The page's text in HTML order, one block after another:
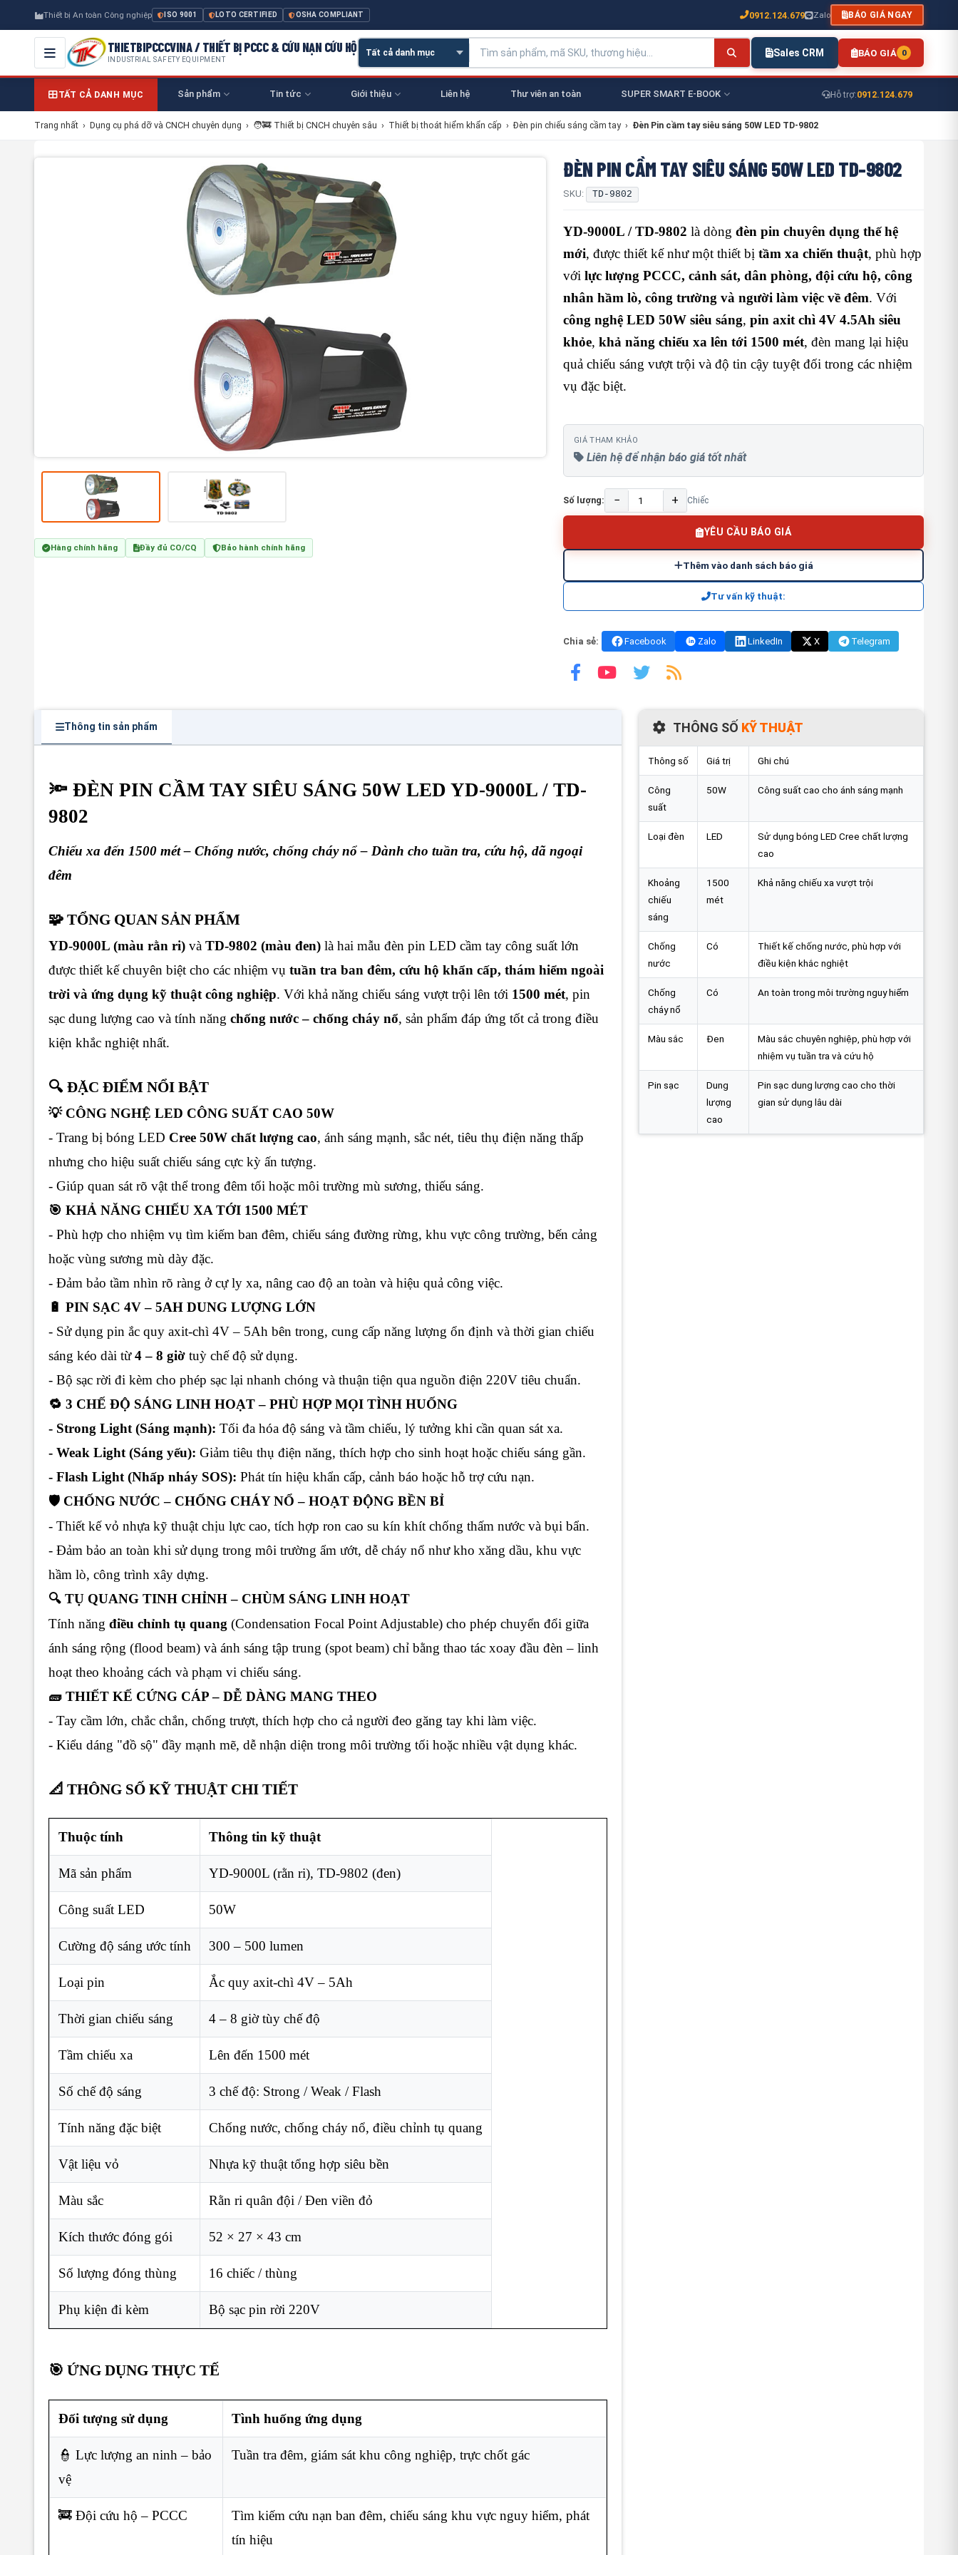
Thiết bị An toàn Công nghiệp ISO 9001 LOTO CERTIFIED OSHA COMPLIANT 0912.124.679 Zalo BÁO GIÁ NGAY
THIETBIPCCCVINA / THIẾT BỊ PCCC & CỨU NẠN CỨU HỘ
INDUSTRIAL SAFETY EQUIPMENT
Sales CRM BÁO GIÁ 0
TẤT CẢ DANH MỤC Sản phẩm Tin tức Giới thiệu Liên hệ Thư viên an toàn SUPER SMART E-BOOK Hỗ trợ:0912.124.679
Trang nhất › Dụng cụ phá dỡ và CNCH chuyên dụng › 🧑‍🚒 Thiết bị CNCH chuyên sâu › Thiết bị thoát hiểm khẩn cấp › Đèn pin chiếu sáng cầm tay › Đèn Pin cầm tay siêu sáng 50W LED TD-9802
Hàng chính hãng Đầy đủ CO/CQ Bảo hành chính hãng
ĐÈN PIN CẦM TAY SIÊU SÁNG 50W LED TD-9802
SKU: TD-9802
YD-9000L / TD-9802 là dòng đèn pin chuyên dụng thế hệ
mới, được thiết kế như một thiết bị tầm xa chiến thuật, phù hợp
với lực lượng PCCC, cảnh sát, dân phòng, đội cứu hộ, công
nhân hầm lò, công trường và người làm việc về đêm. Với
công nghệ LED 50W siêu sáng, pin axit chì 4V 4.5Ah siêu
khỏe, khả năng chiếu xa lên tới 1500 mét, đèn mang lại hiệu
quả chiếu sáng vượt trội và độ tin cậy tuyệt đối trong các nhiệm
vụ đặc biệt.
GIÁ THAM KHẢO
Liên hệ để nhận báo giá tốt nhất
Số lượng: − + Chiếc
YÊU CẦU BÁO GIÁ
Thêm vào danh sách báo giá
Tư vấn kỹ thuật:
Chia sẻ: Facebook Zalo LinkedIn X Telegram
Thông tin sản phẩm
🔦 ĐÈN PIN CẦM TAY SIÊU SÁNG 50W LED YD-9000L / TD-
9802
Chiếu xa đến 1500 mét – Chống nước, chống cháy nổ – Dành cho tuần tra, cứu hộ, dã ngoại
đêm
🧩 TỔNG QUAN SẢN PHẨM
YD-9000L (màu rằn ri) và TD-9802 (màu đen) là hai mẫu đèn pin LED cầm tay công suất lớn
được thiết kế chuyên biệt cho các nhiệm vụ tuần tra ban đêm, cứu hộ khẩn cấp, thám hiểm ngoài
trời và ứng dụng kỹ thuật công nghiệp. Với khả năng chiếu sáng vượt trội lên tới 1500 mét, pin
sạc dung lượng cao và tính năng chống nước – chống cháy nổ, sản phẩm đáp ứng tốt cả trong điều
kiện khắc nghiệt nhất.
🔍 ĐẶC ĐIỂM NỔI BẬT
💡 CÔNG NGHỆ LED CÔNG SUẤT CAO 50W
- Trang bị bóng LED Cree 50W chất lượng cao, ánh sáng mạnh, sắc nét, tiêu thụ điện năng thấp
nhưng cho hiệu suất chiếu sáng cực kỳ ấn tượng.
- Giúp quan sát rõ vật thể trong đêm tối hoặc môi trường mù sương, thiếu sáng.
🎯 KHẢ NĂNG CHIẾU XA TỚI 1500 MÉT
- Phù hợp cho nhiệm vụ tìm kiếm ban đêm, chiếu sáng đường rừng, khu vực công trường, bến cảng
hoặc vùng sương mù dày đặc.
- Đảm bảo tầm nhìn rõ ràng ở cự ly xa, nâng cao độ an toàn và hiệu quả công việc.
🔋 PIN SẠC 4V – 5AH DUNG LƯỢNG LỚN
- Sử dụng pin ắc quy axit-chì 4V – 5Ah bên trong, cung cấp năng lượng ổn định và thời gian chiếu
sáng kéo dài từ4 – 8 giờ tuỳ chế độ sử dụng.
- Bộ sạc rời đi kèm cho phép sạc lại nhanh chóng và thuận tiện qua nguồn điện 220V tiêu chuẩn.
🔁 3 CHẾ ĐỘ SÁNG LINH HOẠT – PHÙ HỢP MỌI TÌNH HUỐNG
- Strong Light (Sáng mạnh): Tối đa hóa độ sáng và tầm chiếu, lý tưởng khi cần quan sát xa.
- Weak Light (Sáng yếu): Giảm tiêu thụ điện năng, thích hợp cho sinh hoạt hoặc chiếu sáng gần.
- Flash Light (Nhấp nháy SOS): Phát tín hiệu khẩn cấp, cảnh báo hoặc hỗ trợ cứu nạn.
🛡️ CHỐNG NƯỚC – CHỐNG CHÁY NỔ – HOẠT ĐỘNG BỀN BỈ
- Thiết kế vỏ nhựa kỹ thuật chịu lực cao, tích hợp ron cao su kín khít chống thấm nước và bụi bẩn.
- Đảm bảo an toàn khi sử dụng trong môi trường ẩm ướt, dễ cháy nổ như kho xăng dầu, khu vực
hầm lò, công trình xây dựng.
🔍 TỤ QUANG TINH CHỈNH – CHÙM SÁNG LINH HOẠT
Tính năng điều chỉnh tụ quang (Condensation Focal Point Adjustable) cho phép chuyển đổi giữa
ánh sáng rộng (flood beam) và ánh sáng tập trung (spot beam) chỉ bằng thao tác xoay đầu đèn – linh
hoạt theo khoảng cách và phạm vi chiếu sáng.
🧱 THIẾT KẾ CỨNG CÁP – DỄ DÀNG MANG THEO
- Tay cầm lớn, chắc chắn, chống trượt, thích hợp cho cả người đeo găng tay khi làm việc.
- Kiểu dáng "đồ sộ" đầy mạnh mẽ, dễ nhận diện trong môi trường tối hoặc nhiều vật dụng khác.
📐 THÔNG SỐ KỸ THUẬT CHI TIẾT
Thuộc tính Thông tin kỹ thuật
Mã sản phẩm YD-9000L (rằn ri), TD-9802 (đen)
Công suất LED 50W
Cường độ sáng ước tính 300 – 500 lumen
Loại pin Ắc quy axit-chì 4V – 5Ah
Thời gian chiếu sáng 4 – 8 giờ tùy chế độ
Tầm chiếu xa Lên đến 1500 mét
Số chế độ sáng 3 chế độ: Strong / Weak / Flash
Tính năng đặc biệt Chống nước, chống cháy nổ, điều chỉnh tụ quang
Vật liệu vỏ Nhựa kỹ thuật tổng hợp siêu bền
Màu sắc Rằn ri quân đội / Đen viền đỏ
Kích thước đóng gói 52 × 27 × 43 cm
Số lượng đóng thùng 16 chiếc / thùng
Phụ kiện đi kèm Bộ sạc pin rời 220V
🎯 ỨNG DỤNG THỰC TẾ
Đối tượng sử dụng Tình huống ứng dụng
👮 Lực lượng an ninh – bảo
vệ
Tuần tra đêm, giám sát khu công nghiệp, trực chốt gác
🚒 Đội cứu hộ – PCCC
Tìm kiếm cứu nạn ban đêm, chiếu sáng khu vực nguy hiểm, phát
tín hiệu
THÔNG SỐ KỸ THUẬT
Thông số Giá trị Ghi chú
Công
suất
50W Công suất cao cho ánh sáng mạnh
Loại đèn LED
Sử dụng bóng LED Cree chất lượng
cao
Khoảng
chiếu
sáng
1500
mét
Khả năng chiếu xa vượt trội
Chống
nước
Có
Thiết kế chống nước, phù hợp với
điều kiện khắc nghiệt
Chống
cháy nổ
Có An toàn trong môi trường nguy hiểm
Màu sắc Đen
Màu sắc chuyên nghiệp, phù hợp với
nhiệm vụ tuần tra và cứu hộ
Pin sạc
Dung
lượng
cao
Pin sạc dung lượng cao cho thời
gian sử dụng lâu dài